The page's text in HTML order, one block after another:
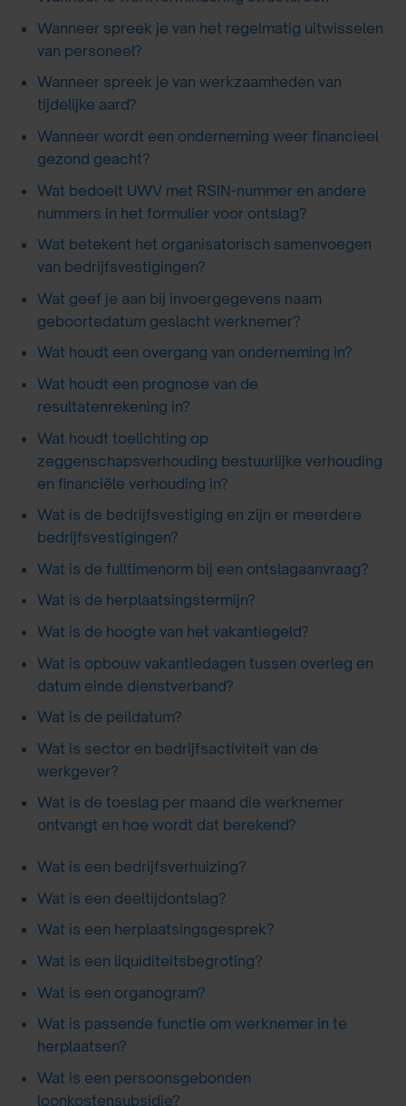
Wanneer spreek je van het regelmatig uitwisselen
van personeel?
Wanneer spreek je van werkzaamheden van
tijdelijke aard?
Wanneer wordt een onderneming weer financieel
gezond geacht?
Wat bedoelt UWV met RSIN-nummer en andere
nummers in het formulier voor ontslag?
Wat betekent het organisatorisch samenvoegen
van bedrijfsvestigingen?
Wat geef je aan bij invoergegevens naam
geboortedatum geslacht werknemer?
Wat houdt een overgang van onderneming in?
Wat houdt een prognose van de
resultatenrekening in?
Wat houdt toelichting op
zeggenschapsverhouding bestuurlijke verhouding
en financiële verhouding in?
Wat is de bedrijfsvestiging en zijn er meerdere
bedrijfsvestigingen?
Wat is de fulltimenorm bij een ontslagaanvraag?
Wat is de herplaatsingstermijn?
Wat is de hoogte van het vakantiegeld?
Wat is opbouw vakantiedagen tussen overleg en
datum einde dienstverband?
Wat is de peildatum?
Wat is sector en bedrijfsactiviteit van de
werkgever?
Wat is de toeslag per maand die werknemer
ontvangt en hoe wordt dat berekend?
Wat is een bedrijfsverhuizing?
Wat is een deeltijdontslag?
Wat is een herplaatsingsgesprek?
Wat is een liquiditeitsbegroting?
Wat is een organogram?
Wat is passende functie om werknemer in te
herplaatsen?
Wat is een persoonsgebonden
loonkostensubsidie?